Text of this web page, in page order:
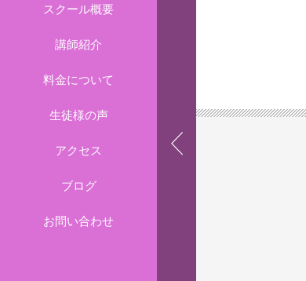
スクール概要
講師紹介
料金について
生徒様の声
アクセス
ブログ
お問い合わせ